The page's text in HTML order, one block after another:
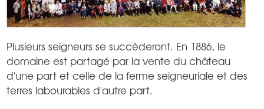
Plusieurs seigneurs se succèderont. En 1886, le
domaine est partagé par la vente du château
d'une part et celle de la ferme seigneuriale et des
terres labourables d'autre part.